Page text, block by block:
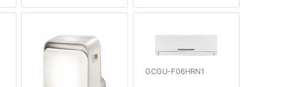
GCGU-F06HRN1